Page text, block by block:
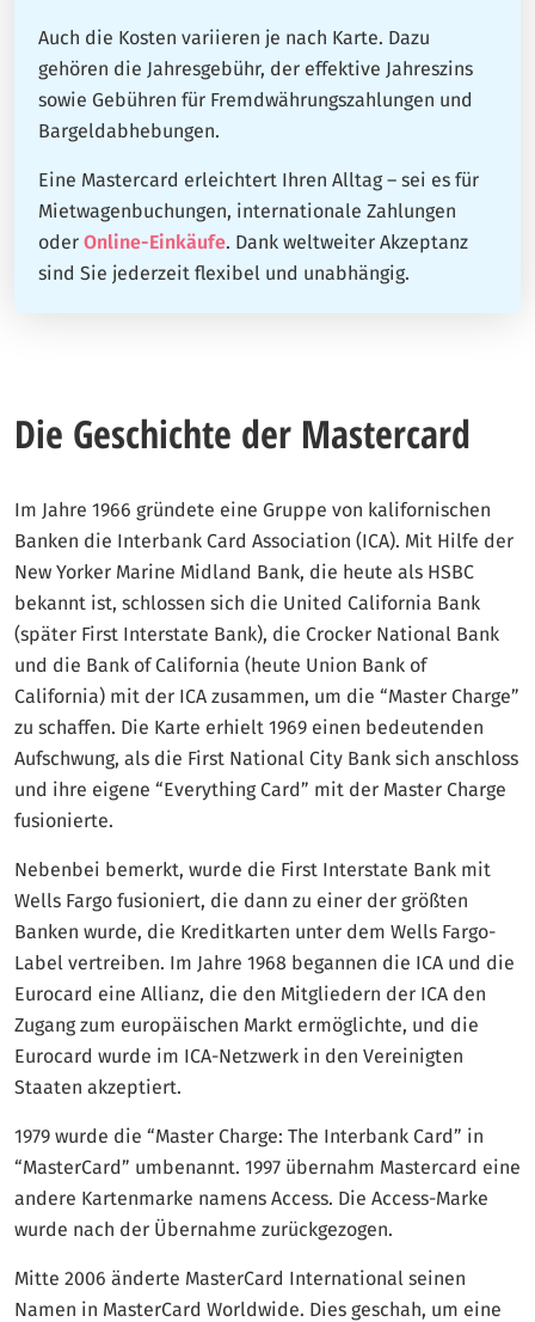
Auch die Kosten variieren je nach Karte. Dazu
gehören die Jahresgebühr, der effektive Jahreszins
sowie Gebühren für Fremdwährungszahlungen und
Bargeldabhebungen.
Eine Mastercard erleichtert Ihren Alltag – sei es für
Mietwagenbuchungen, internationale Zahlungen
oder Online-Einkäufe. Dank weltweiter Akzeptanz
sind Sie jederzeit flexibel und unabhängig.
Die Geschichte der Mastercard
Im Jahre 1966 gründete eine Gruppe von kalifornischen
Banken die Interbank Card Association (ICA). Mit Hilfe der
New Yorker Marine Midland Bank, die heute als HSBC
bekannt ist, schlossen sich die United California Bank
(später First Interstate Bank), die Crocker National Bank
und die Bank of California (heute Union Bank of
California) mit der ICA zusammen, um die “Master Charge”
zu schaffen. Die Karte erhielt 1969 einen bedeutenden
Aufschwung, als die First National City Bank sich anschloss
und ihre eigene “Everything Card” mit der Master Charge
fusionierte.
Nebenbei bemerkt, wurde die First Interstate Bank mit
Wells Fargo fusioniert, die dann zu einer der größten
Banken wurde, die Kreditkarten unter dem Wells Fargo-
Label vertreiben. Im Jahre 1968 begannen die ICA und die
Eurocard eine Allianz, die den Mitgliedern der ICA den
Zugang zum europäischen Markt ermöglichte, und die
Eurocard wurde im ICA-Netzwerk in den Vereinigten
Staaten akzeptiert.
1979 wurde die “Master Charge: The Interbank Card” in
“MasterCard” umbenannt. 1997 übernahm Mastercard eine
andere Kartenmarke namens Access. Die Access-Marke
wurde nach der Übernahme zurückgezogen.
Mitte 2006 änderte MasterCard International seinen
Namen in MasterCard Worldwide. Dies geschah, um eine